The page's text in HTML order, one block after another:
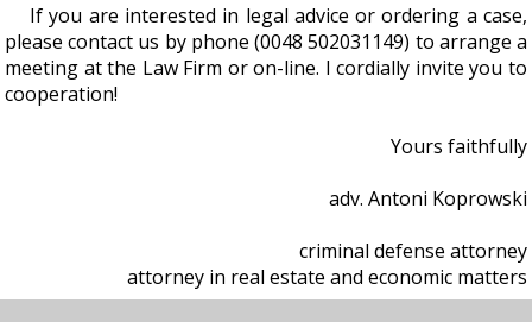
If you are interested in legal advice or ordering a case,
please contact us by phone (0048 502031149) to arrange a
meeting at the Law Firm or on-line. I cordially invite you to
cooperation!
Yours faithfully
adv. Antoni Koprowski
criminal defense attorney
attorney in real estate and economic matters